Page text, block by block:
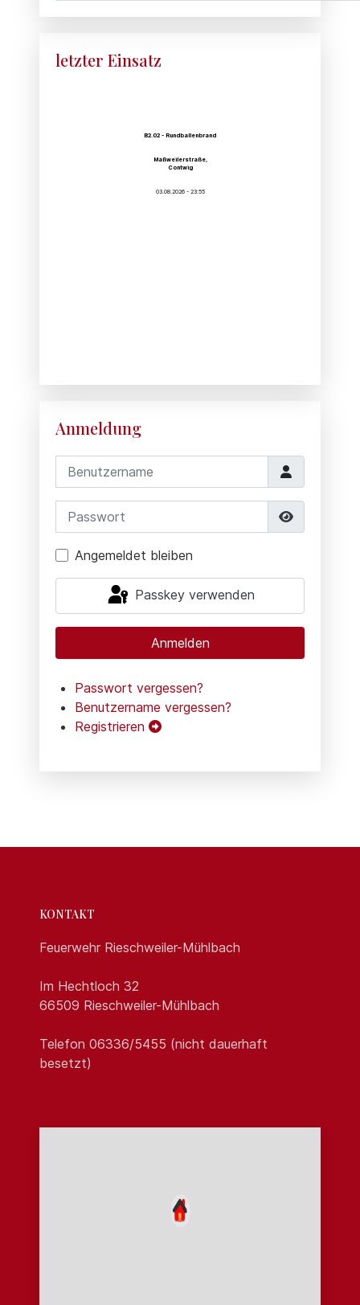
letzter Einsatz
B2.02 - Rundballenbrand
Maßweilerstraße,
Contwig
03.08.2026 - 23:55
Anmeldung
Benutzername
Passwort
Angemeldet bleiben
Passkey verwenden
Anmelden
Passwort vergessen?
Benutzername vergessen?
Registrieren
KONTAKT
Feuerwehr Rieschweiler-Mühlbach
Im Hechtloch 32
66509 Rieschweiler-Mühlbach
Telefon 06336/5455 (nicht dauerhaft
besetzt)